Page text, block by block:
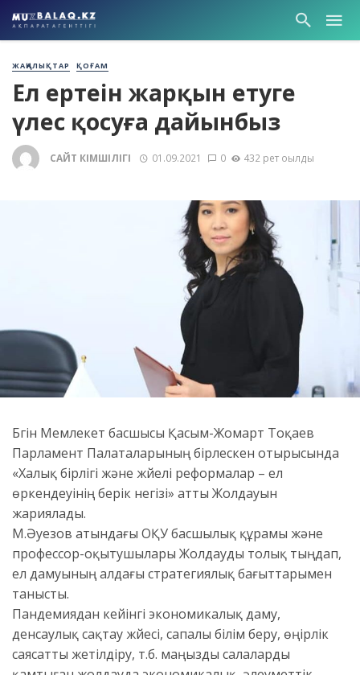
ЖАҢАЛЫҚТАР ҚОҒАМ
Ел ертеңін жарқын етуге
үлес қосуға дайынбыз
САЙТ ӘКІМШІЛІГІ 01.09.2021 0 432 рет оқылды
Бүгін Мемлекет басшысы Қасым-Жомарт Тоқаев
Парламент Палаталарының бірлескен отырысында
«Халық бірлігі және жүйелі реформалар – ел
өркендеуінің берік негізі» атты Жолдауын
жариялады.
М.Әуезов атындағы ОҚУ басшылық құрамы және
профессор-оқытушылары Жолдауды толық тыңдап,
ел дамуының алдағы стратегиялық бағыттарымен
танысты.
Пандемиядан кейінгі экономикалық даму,
денсаулық сақтау жүйесі, сапалы білім беру, өңірлік
саясатты жетілдіру, т.б. маңызды салаларды